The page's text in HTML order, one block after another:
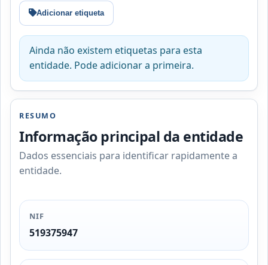
Adicionar etiqueta
Ainda não existem etiquetas para esta
entidade. Pode adicionar a primeira.
RESUMO
Informação principal da entidade
Dados essenciais para identificar rapidamente a
entidade.
NIF
519375947